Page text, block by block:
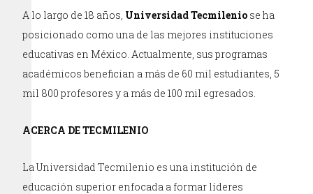
A lo largo de 18 años, Universidad Tecmilenio se ha
posicionado como una de las mejores instituciones
educativas en México. Actualmente, sus programas
académicos benefician a más de 60 mil estudiantes, 5
mil 800 profesores y a más de 100 mil egresados.
ACERCA DE TECMILENIO
La Universidad Tecmilenio es una institución de
educación superior enfocada a formar líderes